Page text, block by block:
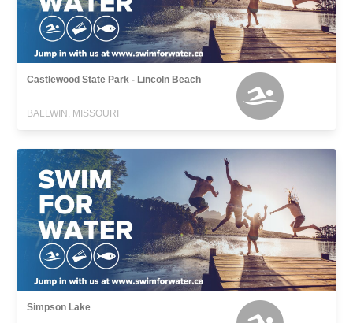
Castlewood State Park - Lincoln Beach
BALLWIN, MISSOURI
Simpson Lake